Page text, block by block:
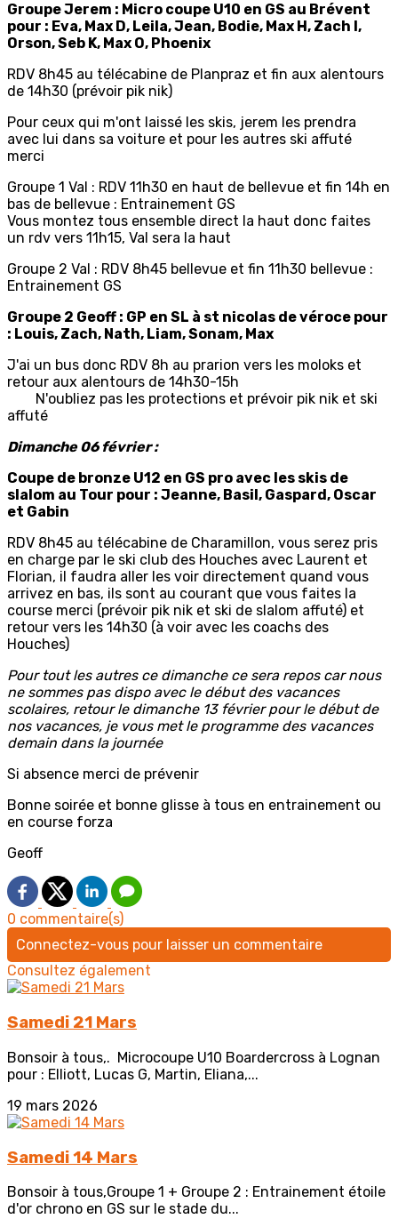
Groupe Jerem : Micro coupe U10 en GS au Brévent
pour : Eva, Max D, Leila, Jean, Bodie, Max H, Zach I,
Orson, Seb K, Max O, Phoenix
RDV 8h45 au télécabine de Planpraz et fin aux alentours
de 14h30 (prévoir pik nik)
Pour ceux qui m'ont laissé les skis, jerem les prendra
avec lui dans sa voiture et pour les autres ski affuté
merci
Groupe 1 Val : RDV 11h30 en haut de bellevue et fin 14h en
bas de bellevue : Entrainement GS
Vous montez tous ensemble direct la haut donc faites
un rdv vers 11h15, Val sera la haut
Groupe 2 Val : RDV 8h45 bellevue et fin 11h30 bellevue :
Entrainement GS
Groupe 2 Geoff : GP en SL à st nicolas de véroce pour
: Louis, Zach, Nath, Liam, Sonam, Max
J'ai un bus donc RDV 8h au prarion vers les moloks et
retour aux alentours de 14h30-15h
N'oubliez pas les protections et prévoir pik nik et ski
affuté
Dimanche 06 février :
Coupe de bronze U12 en GS pro avec les skis de
slalom au Tour pour : Jeanne, Basil, Gaspard, Oscar
et Gabin
RDV 8h45 au télécabine de Charamillon, vous serez pris
en charge par le ski club des Houches avec Laurent et
Florian, il faudra aller les voir directement quand vous
arrivez en bas, ils sont au courant que vous faites la
course merci (prévoir pik nik et ski de slalom affuté) et
retour vers les 14h30 (à voir avec les coachs des
Houches)
Pour tout les autres ce dimanche ce sera repos car nous
ne sommes pas dispo avec le début des vacances
scolaires, retour le dimanche 13 février pour le début de
nos vacances, je vous met le programme des vacances
demain dans la journée
Si absence merci de prévenir
Bonne soirée et bonne glisse à tous en entrainement ou
en course forza
Geoff
0 commentaire(s)
Connectez-vous pour laisser un commentaire
Consultez également
Samedi 21 Mars
Bonsoir à tous,. Microcoupe U10 Boardercross à Lognan
pour : Elliott, Lucas G, Martin, Eliana,...
19 mars 2026
Samedi 14 Mars
Bonsoir à tous,Groupe 1 + Groupe 2 : Entrainement étoile
d'or chrono en GS sur le stade du...